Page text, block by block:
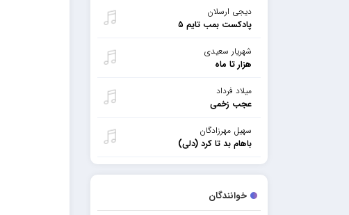
دیجی ارسلان
پادکست بمب تایم ۵
شهریار سعیدی
هزار تا ماه
میلاد فرداد
عجب زخمی
سهیل مهرزادگان
باهام بد تا کرد (دلی)
خوانندگان